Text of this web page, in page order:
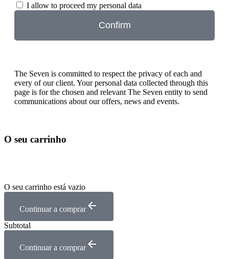
I allow to proceed my personal data
Confirm
The Seven is committed to respect the privacy of each and
every of our client. Your personal data collected through this
page is for the chosen and relevant The Seven entity to send
communications about our offers, news and events.
O seu carrinho
O seu carrinho está vazio
Continuar a comprar
Subtotal
Continuar a comprar